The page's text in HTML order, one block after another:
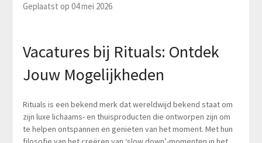
Geplaatst op 04 mei 2026
Vacatures bij Rituals: Ontdek
Jouw Mogelijkheden
Rituals is een bekend merk dat wereldwijd bekend staat om
zijn luxe lichaams- en thuisproducten die ontworpen zijn om
te helpen ontspannen en genieten van het moment. Met hun